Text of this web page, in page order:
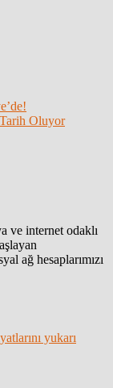
Oluyor
ve internet odaklı
ağ hesaplarımızı